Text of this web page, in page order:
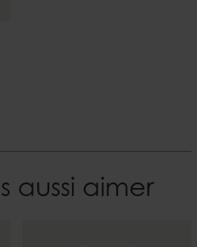
aussi aimer